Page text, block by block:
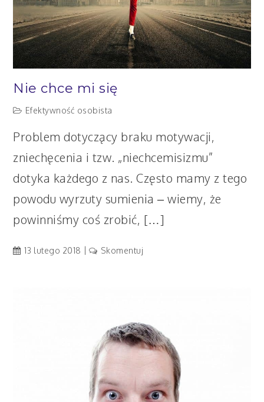
Nie chce mi się
Efektywność osobista
Problem dotyczący braku motywacji,
zniechęcenia i tzw. „niechcemisizmu”
dotyka każdego z nas. Często mamy z tego
powodu wyrzuty sumienia – wiemy, że
powinniśmy coś zrobić, […]
13 lutego 2018 Skomentuj